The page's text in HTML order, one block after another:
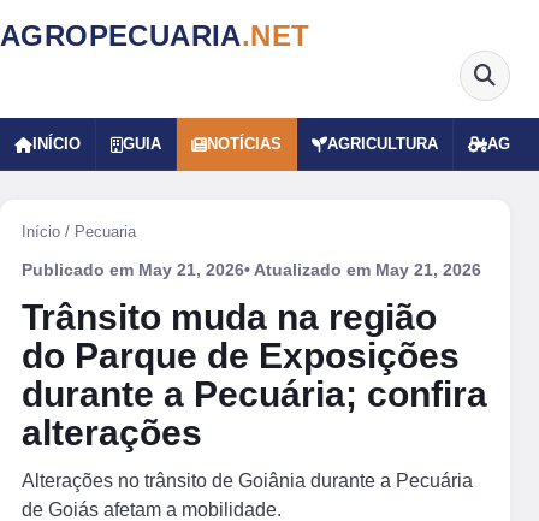
AGROPECUARIA.NET
INÍCIO GUIA NOTÍCIAS AGRICULTURA
Início / Pecuaria
Publicado em May 21, 2026• Atualizado em May 21, 2026
Trânsito muda na região
do Parque de Exposições
durante a Pecuária; confira
alterações
Alterações no trânsito de Goiânia durante a Pecuária
de Goiás afetam a mobilidade.